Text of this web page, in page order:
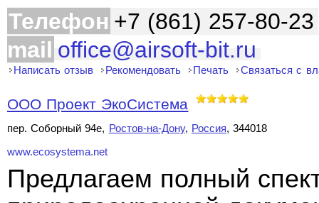
Телефон +7 (861) 257-80-23
mail office@airsoft-bit.ru
Написать отзыв Рекомендовать Печать Связаться с
ООО Проект ЭкоСистема
пер. Соборный 94е, Ростов-на-Дону, Россия, 344018
www.ecosystema.net
Предлагаем полный